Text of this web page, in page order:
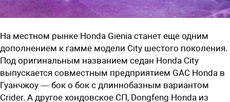
На местном рынке Honda Gienia станет еще одним
дополнением к гамме модели City шестого поколения.
Под оригинальным названием седан Honda City
выпускается совместным предприятием GAC Honda в
Гуанчжоу — бок о бок с длиннобазным вариантом
Crider. А другое хондовское СП, Dongfeng Honda из